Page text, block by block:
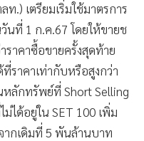
.) เตรียมเริ่มใช้มาตรการ
นที่ 1 ก.ค.67 โดยให้ขายช
าคาซื้อขายครั้งสุดท้าย
ราคาเท่ากับหรือสูงกว่า
ลักทรัพย์ที่ Short Selling
ได้อยู่ใน SET 100 เพิ่ม
ากเดิมที่ 5 พันล้านบาท